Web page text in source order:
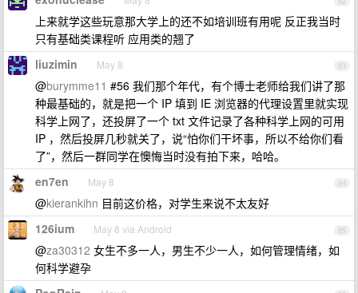
上来就学这些玩意那大学上的还不如培训班有用呢 反正我当时
只有基础类课程听 应用类的翘了
83
liuzimin May 8
@burymme11 #56 我们那个年代，有个博士老师给我们讲了那
种最基础的，就是把一个 IP 填到 IE 浏览器的代理设置里就实现
科学上网了，还投屏了一个 txt 文件记录了各种科学上网的可用
IP ，然后投屏几秒就关了，说“怕你们干坏事，所以不给你们看
了”，然后一群同学在懊悔当时没有拍下来，哈哈。
84
en7en May 8
@kierankihn 目前这价格，对学生来说不太友好
85
126ium May 8 via Android
@za30312 女生不多一人，男生不少一人，如何管理情绪，如
何科学避孕